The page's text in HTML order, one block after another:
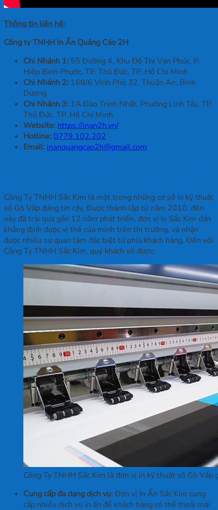
Thông tin liên hệ:
Công ty TNHH In Ấn Quảng Cáo 2H
Chi Nhánh 1: 55 Đường 4, Khu Đô Thị Vạn Phúc, P.
Hiệp Bình Phước, TP. Thủ Đức, TP. Hồ Chí Minh
Chi Nhánh 2: 168/6 Vĩnh Phú 32, Thuận An, Bình
Dương
Chi Nhánh 3: 1A Đào Trinh Nhất, Phường Linh Tây, TP.
Thủ Đức, TP. Hồ Chí Minh
Website: https://inan2h.vn/
Hotline: 0779.102.202
Email: inanquangcao2h@gmail.com
Công Ty TNHH Sắc Kim là một trong những cơ sở in kỹ thuật
số Gò Vấp đáng tin cậy. Được thành lập từ năm 2010, đến
này đã trải qua gần 12 năm phát triển, đơn vị In Sắc Kim dần
khẳng định được vị thế của mình trên thị trường, và nhận
được nhiều sự quan tâm đặc biệt từ phía khách hàng. Đến với
Công Ty TNHH Sắc Kim, quý khách sẽ được:
Công Ty TNHH Sắc Kim là đơn vị in kỹ thuật số Gò
Cung cấp đa dạng dịch vụ: Đơn vị In Ấn Sắc Kim cung
cấp nhiều dịch vụ in ấn để khách hàng có thể thoải mái